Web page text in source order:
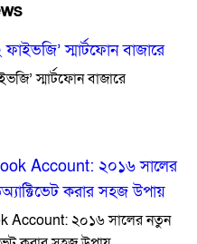
স্মার্টফোন বাজারে
Account: ২০১৬ সালের নতুন